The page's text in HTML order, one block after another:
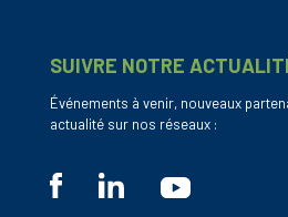
SUIVRE NOTRE
Événements à venir, nouveaux
actualité sur nos réseaux :